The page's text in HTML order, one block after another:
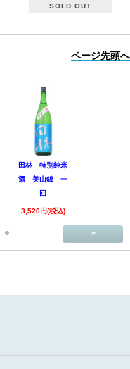
SOLD OUT
ページ先頭へ
田林 特別純米
酒 美山錦 一
回
3,520円(税込)
>